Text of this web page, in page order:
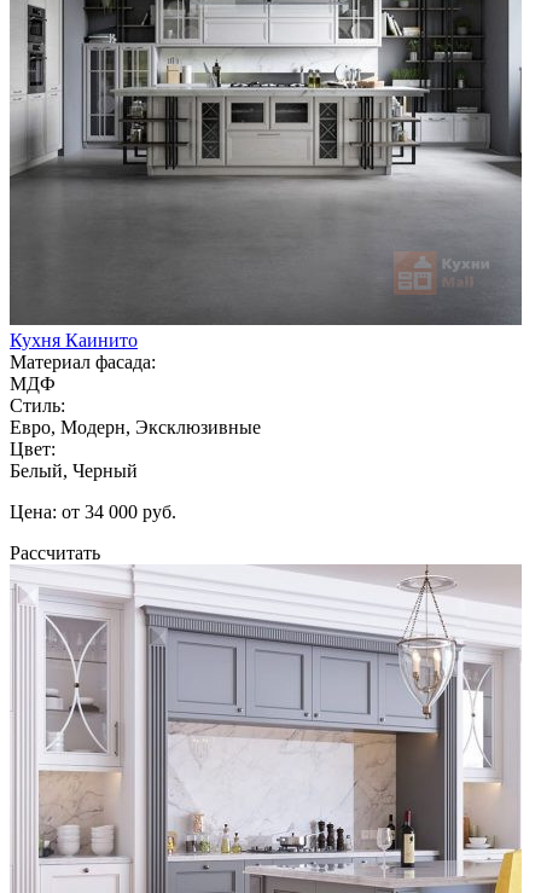
Кухня Каинито
Материал фасада:
МДФ
Стиль:
Евро, Модерн, Эксклюзивные
Цвет:
Белый, Черный
Цена: от 34 000 руб.
Рассчитать